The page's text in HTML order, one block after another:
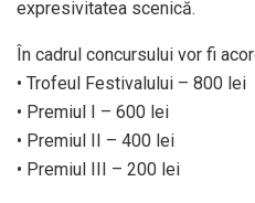
expresivitatea scenică.
În cadrul concursului vor fi
• Trofeul Festivalului – 800 lei
• Premiul I – 600 lei
• Premiul II – 400 lei
• Premiul III – 200 lei